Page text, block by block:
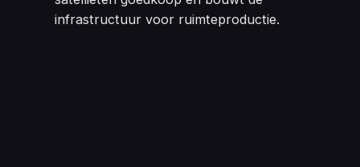
infrastructuur voor ruimteproductie.